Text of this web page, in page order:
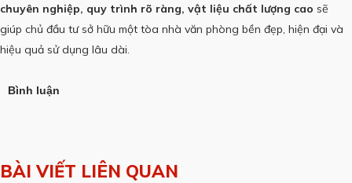
chuyên nghiệp, quy trình rõ ràng, vật liệu chất lượng cao sẽ
giúp chủ đầu tư sở hữu một tòa nhà văn phòng bền đẹp, hiện đại và
hiệu quả sử dụng lâu dài.
Bình luận
BÀI VIẾT LIÊN QUAN